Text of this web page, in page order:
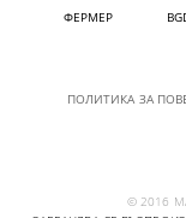
ФЕРМЕР
ПОЛИТИКА ЗА
© 2016